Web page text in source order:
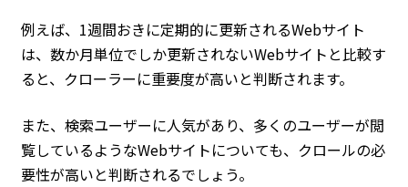
例えば、1週間おきに定期的に更新されるWebサイト
は、数か月単位でしか更新されないWebサイトと比較す
ると、クローラーに重要度が高いと判断されます。
また、検索ユーザーに人気があり、多くのユーザーが閲
覧しているようなWebサイトについても、クロールの必
要性が高いと判断されるでしょう。